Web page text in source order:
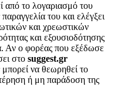
από το λογαριασμό του
παραγγελία του και ελέγξει
και χρεωστικών
και εξουσιοδότησης
Αν ο φορέας που εξέδωσε
στο suggest.gr
να θεωρηθεί το
ή μη παράδοση της